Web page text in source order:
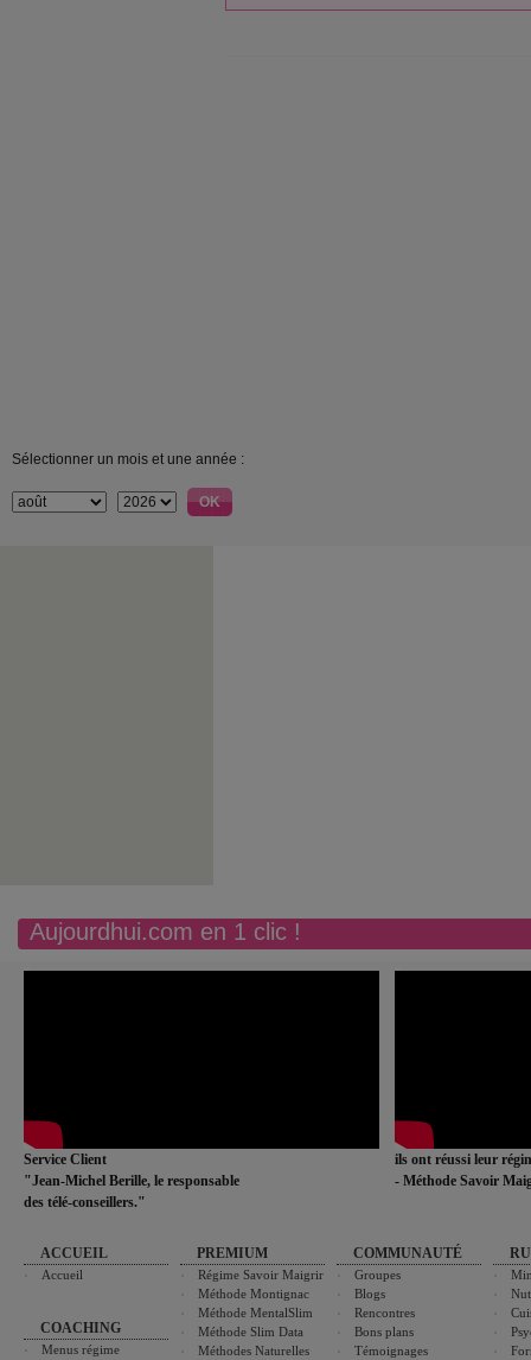
Sélectionner un mois et une année :
Aujourdhui.com en 1 clic !
Service Client
"Jean-Michel Berille, le responsable
des télé-conseillers."
ils ont réussi leur
- Méthode Savoir
ACCUEIL
Accueil
COACHING
Menus régime
PREMIUM
Régime Savoir Maigrir
Méthode Montignac
Méthode MentalSlim
Méthode Slim Data
Méthodes Naturelles
COMMUNAUTÉ
Groupes
Blogs
Rencontres
Bons plans
Témoignages